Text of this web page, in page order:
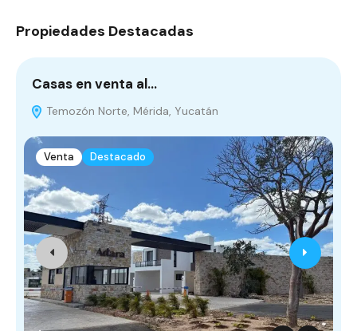
Propiedades Destacadas
Casas en venta al…
Temozón Norte, Mérida, Yucatán
Venta Destacado